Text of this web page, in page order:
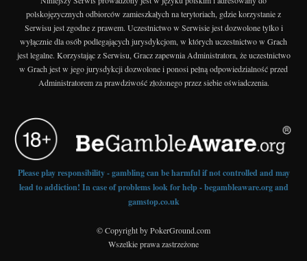
polskojęzycznych odbiorców zamieszkałych na terytoriach, gdzie korzystanie z
Serwisu jest zgodne z prawem. Uczestnictwo w Serwisie jest dozwolone tylko i
wyłącznie dla osób podlegających jurysdykcjom, w których uczestnictwo w Grach
jest legalne. Korzystając z Serwisu, Gracz zapewnia Administratora, że uczestnictwo
w Grach jest w jego jurysdykcji dozwolone i ponosi pełną odpowiedzialność przed
Administratorem za prawdziwość złożonego przez siebie oświadczenia.
Please play responsibility - gambling can be harmful if not controlled and may
lead to addiction! In case of problems look for help - begambleaware.org and
gamstop.co.uk
© Copyright by PokerGround.com
Wszelkie prawa zastrzeżone